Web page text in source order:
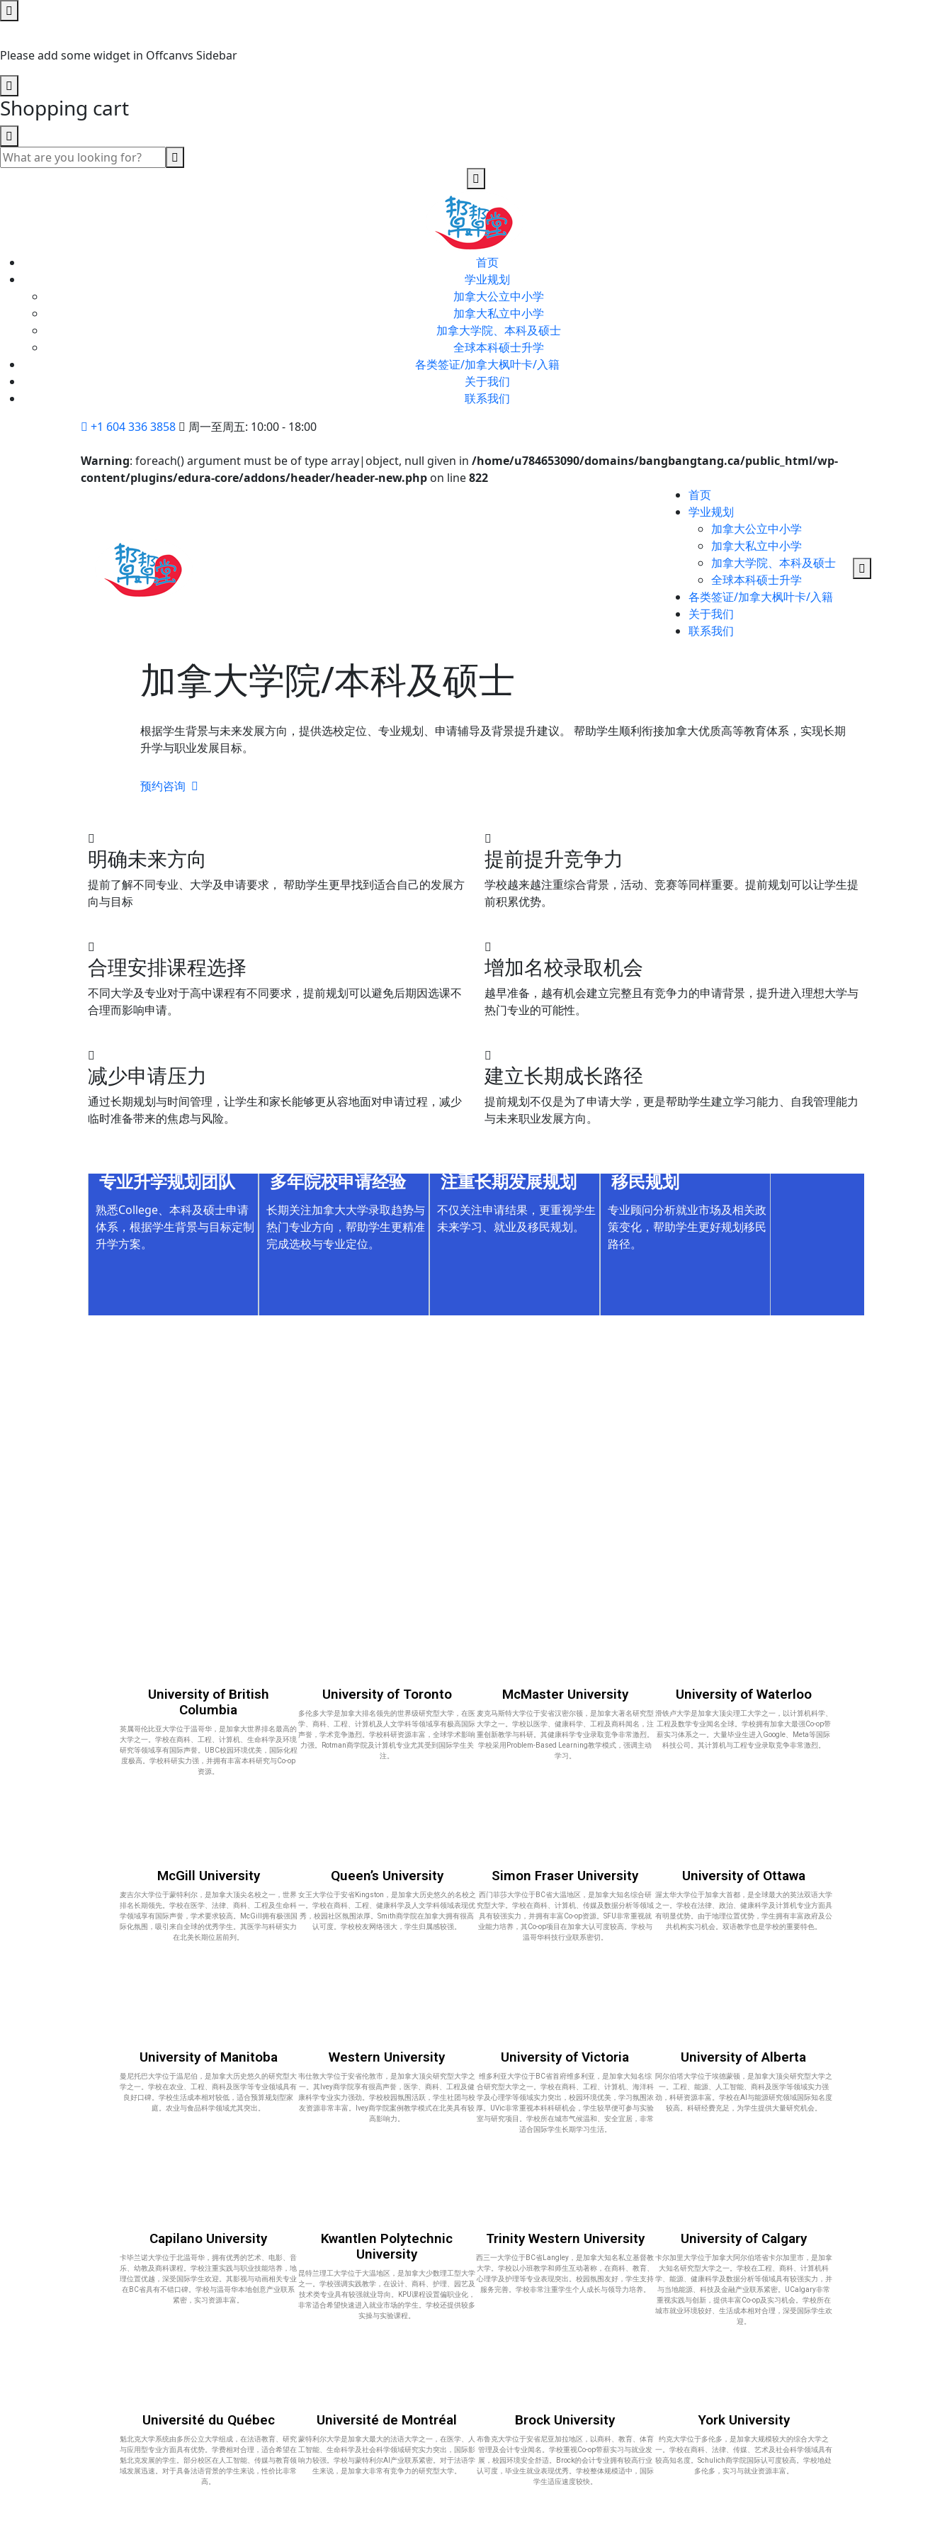
Please add some widget in Offcanvs Sidebar
Shopping cart
首页
学业规划
加拿大公立中小学
加拿大私立中小学
加拿大学院、本科及硕士
全球本科硕士升学
各类签证/加拿大枫叶卡/入籍
关于我们
联系我们
+1 604 336 3858
周一至周五: 10:00 - 18:00
Warning: foreach() argument must be of type array|object, null given in /home/u784653090/domains/bangbangtang.ca/public_html/wp-
content/plugins/edura-core/addons/header/header-new.php on line822
首页
学业规划
加拿大公立中小学
加拿大私立中小学
加拿大学院、本科及硕士
全球本科硕士升学
各类签证/加拿大枫叶卡/入籍
关于我们
联系我们
加拿大学院/本科及硕士
根据学生背景与未来发展方向，提供选校定位、专业规划、申请辅导及背景提升建议。 帮助学生顺利衔接加拿大优质高等教育体系，实现长期
升学与职业发展目标。
预约咨询
明确未来方向
提前了解不同专业、大学及申请要求， 帮助学生更早找到适合自己的发展方
向与目标
提前提升竞争力
学校越来越注重综合背景，活动、竞赛等同样重要。提前规划可以让学生提
前积累优势。
合理安排课程选择
不同大学及专业对于高中课程有不同要求，提前规划可以避免后期因选课不
合理而影响申请。
增加名校录取机会
越早准备，越有机会建立完整且有竞争力的申请背景，提升进入理想大学与
热门专业的可能性。
减少申请压力
通过长期规划与时间管理，让学生和家长能够更从容地面对申请过程，减少
临时准备带来的焦虑与风险。
建立长期成长路径
提前规划不仅是为了申请大学，更是帮助学生建立学习能力、自我管理能力
与未来职业发展方向。
专业升学规划团队
熟悉College、本科及硕士申请
体系，根据学生背景与目标定制
升学方案。
多年院校申请经验
长期关注加拿大大学录取趋势与
热门专业方向，帮助学生更精准
完成选校与专业定位。
注重长期发展规划
不仅关注申请结果，更重视学生
未来学习、就业及移民规划。
移民规划
专业顾问分析就业市场及相关政
策变化，帮助学生更好规划移民
路径。
University of British
Columbia
英属哥伦比亚大学位于温哥华，是加拿大世界排名最高的
大学之一。学校在商科、工程、计算机、生命科学及环境
研究等领域享有国际声誉。UBC校园环境优美，国际化程
度极高。学校科研实力强，并拥有丰富本科研究与Co-op
资源。
University of Toronto
多伦多大学是加拿大排名领先的世界级研究型大学，在医
学、商科、工程、计算机及人文学科等领域享有极高国际
声誉，学术竞争激烈。学校科研资源丰富，全球学术影响
力强。Rotman商学院及计算机专业尤其受到国际学生关
注。
McMaster University
麦克马斯特大学位于安省汉密尔顿，是加拿大著名研究型
大学之一。学校以医学、健康科学、工程及商科闻名，注
重创新教学与科研。其健康科学专业录取竞争非常激烈。
学校采用Problem-Based Learning教学模式，强调主动
学习。
University of Waterloo
滑铁卢大学是加拿大顶尖理工大学之一，以计算机科学、
工程及数学专业闻名全球。学校拥有加拿大最强Co-op带
薪实习体系之一。大量毕业生进入Google、Meta等国际
科技公司。其计算机与工程专业录取竞争非常激烈。
McGill University
麦吉尔大学位于蒙特利尔，是加拿大顶尖名校之一，世界
排名长期领先。学校在医学、法律、商科、工程及生命科
学领域享有国际声誉，学术要求较高。McGill拥有极强国
际化氛围，吸引来自全球的优秀学生。其医学与科研实力
在北美长期位居前列。
Queen’s University
女王大学位于安省Kingston，是加拿大历史悠久的名校之
一。学校在商科、工程、健康科学及人文学科领域表现优
秀，校园社区氛围浓厚。Smith商学院在加拿大拥有很高
认可度。学校校友网络强大，学生归属感较强。
Simon Fraser University
西门菲莎大学位于BC省大温地区，是加拿大知名综合研
究型大学。学校在商科、计算机、传媒及数据分析等领域
具有较强实力，并拥有丰富Co-op资源。SFU非常重视就
业能力培养，其Co-op项目在加拿大认可度较高。学校与
温哥华科技行业联系密切。
University of Ottawa
渥太华大学位于加拿大首都，是全球最大的英法双语大学
之一。学校在法律、政治、健康科学及计算机专业方面具
有明显优势。由于地理位置优势，学生拥有丰富政府及公
共机构实习机会。双语教学也是学校的重要特色。
University of Manitoba
曼尼托巴大学位于温尼伯，是加拿大历史悠久的研究型大
学之一。学校在农业、工程、商科及医学等专业领域具有
良好口碑。学校生活成本相对较低，适合预算规划型家
庭。农业与食品科学领域尤其突出。
Western University
韦仕敦大学位于安省伦敦市，是加拿大顶尖研究型大学之
一。其Ivey商学院享有很高声誉，医学、商科、工程及健
康科学专业实力强劲。学校校园氛围活跃，学生社团与校
友资源非常丰富。Ivey商学院案例教学模式在北美具有较
高影响力。
University of Victoria
维多利亚大学位于BC省首府维多利亚，是加拿大知名综
合研究型大学之一。学校在商科、工程、计算机、海洋科
学及心理学等领域实力突出，校园环境优美，学习氛围浓
厚。UVic非常重视本科科研机会，学生较早便可参与实验
室与研究项目。学校所在城市气候温和、安全宜居，非常
适合国际学生长期学习生活。
University of Alberta
阿尔伯塔大学位于埃德蒙顿，是加拿大顶尖研究型大学之
一。工程、能源、人工智能、商科及医学等领域实力强
劲，科研资源丰富。学校在AI与能源研究领域国际知名度
较高。科研经费充足，为学生提供大量研究机会。
Capilano University
卡毕兰诺大学位于北温哥华，拥有优秀的艺术、电影、音
乐、幼教及商科课程。学校注重实践与职业技能培养，地
理位置优越，深受国际学生欢迎。其影视与动画相关专业
在BC省具有不错口碑。学校与温哥华本地创意产业联系
紧密，实习资源丰富。
Kwantlen Polytechnic
University
昆特兰理工大学位于大温地区，是加拿大少数理工型大学
之一。学校强调实践教学，在设计、商科、护理、园艺及
技术类专业具有较强就业导向。KPU课程设置偏职业化，
非常适合希望快速进入就业市场的学生。学校还提供较多
实操与实验课程。
Trinity Western University
西三一大学位于BC省Langley，是加拿大知名私立基督教
大学。学校以小班教学和师生互动著称，在商科、教育、
心理学及护理等专业表现突出。校园氛围友好，学生支持
服务完善。学校非常注重学生个人成长与领导力培养。
University of Calgary
卡尔加里大学位于加拿大阿尔伯塔省卡尔加里市，是加拿
大知名研究型大学之一。学校在工程、商科、计算机科
学、能源、健康科学及数据分析等领域具有较强实力，并
与当地能源、科技及金融产业联系紧密。UCalgary非常
重视实践与创新，提供丰富Co-op及实习机会。学校所在
城市就业环境较好、生活成本相对合理，深受国际学生欢
迎。
Université du Québec
魁北克大学系统由多所公立大学组成，在法语教育、研究
与应用型专业方面具有优势。学费相对合理，适合希望在
魁北克发展的学生。部分校区在人工智能、传媒与教育领
域发展迅速。对于具备法语背景的学生来说，性价比非常
高。
Université de Montréal
蒙特利尔大学是加拿大最大的法语大学之一，在医学、人
工智能、生命科学及社会科学领域研究实力突出，国际影
响力较强。学校与蒙特利尔AI产业联系紧密。对于法语学
生来说，是加拿大非常有竞争力的研究型大学。
Brock University
布鲁克大学位于安省尼亚加拉地区，以商科、教育、体育
管理及会计专业闻名。学校重视Co-op带薪实习与就业发
展，校园环境安全舒适。Brock的会计专业拥有较高行业
认可度，毕业生就业表现优秀。学校整体规模适中，国际
学生适应速度较快。
York University
约克大学位于多伦多，是加拿大规模较大的综合大学之
一。学校在商科、法律、传媒、艺术及社会科学领域具有
较高知名度。Schulich商学院国际认可度较高。学校地处
多伦多，实习与就业资源丰富。